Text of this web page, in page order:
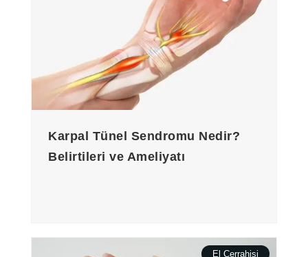
Karpal Tünel Sendromu Nedir?
Belirtileri ve Ameliyatı
El Cerrahisi